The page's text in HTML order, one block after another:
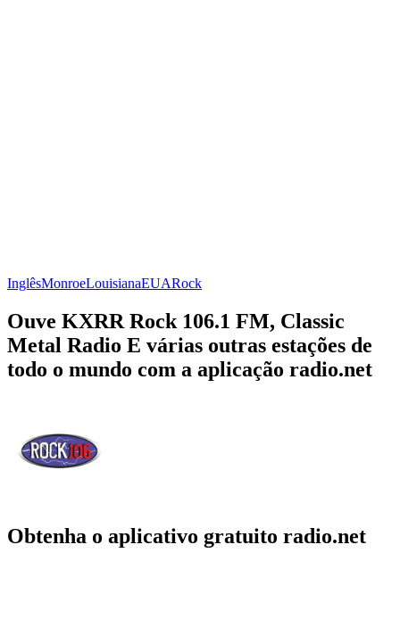
InglêsMonroeLouisianaEUARock
Ouve KXRR Rock 106.1 FM, Classic
Metal Radio E várias outras estações de
todo o mundo com a aplicação radio.net
Obtenha o aplicativo gratuito radio.net